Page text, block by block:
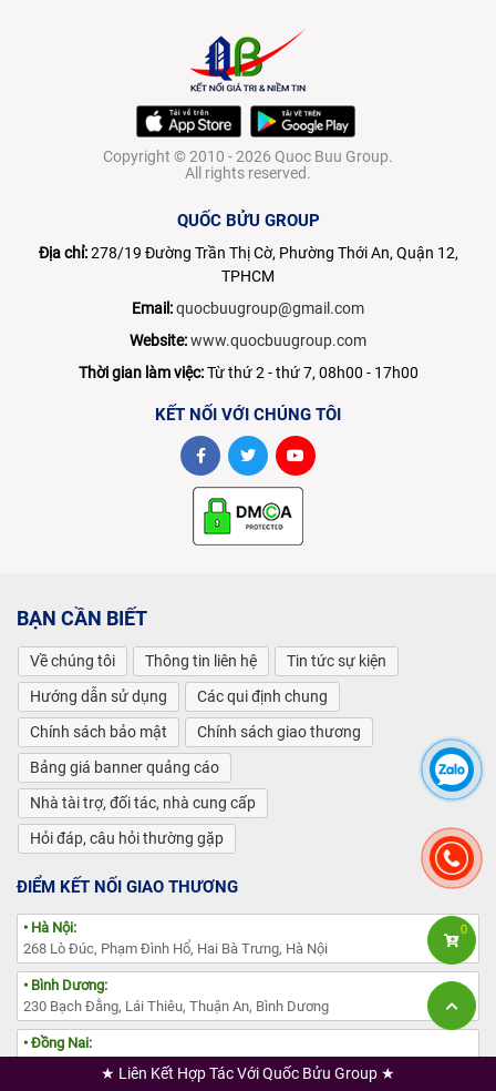
Copyright © 2010 - 2026 Quoc Buu Group.
All rights reserved.
QUỐC BỬU GROUP
Địa chỉ:278/19 Đường Trần Thị Cờ, Phường Thới An, Quận 12,
TPHCM
Email:quocbuugroup@gmail.com
Website:www.quocbuugroup.com
Thời gian làm việc:Từ thứ 2 - thứ 7, 08h00 - 17h00
KẾT NỐI VỚI CHÚNG TÔI
BẠN CẦN BIẾT
Về chúng tôi Thông tin liên hệ
Tin tức sự kiện
Hướng dẫn sử dụng
Các qui định chung
Chính sách bảo mật
Chính sách giao thương
Bảng giá banner quảng cáo
Nhà tài trợ, đối tác, nhà cung cấp
Hỏi đáp, câu hỏi thường gặp
ĐIỂM KẾT NỐI GIAO THƯƠNG
• Hà Nội:
268 Lò Đúc, Phạm Đình Hổ, Hai Bà Trưng, Hà Nội
• Bình Dương:
230 Bạch Đằng, Lái Thiêu, Thuận An, Bình Dương
• Đồng Nai:
Lô F, KCN Long Khánh, Bình Lộc, Thị Xã Long Khánh, Đồng Nai
0
★ Liên Kết Hợp Tác Với Quốc Bửu Group ★